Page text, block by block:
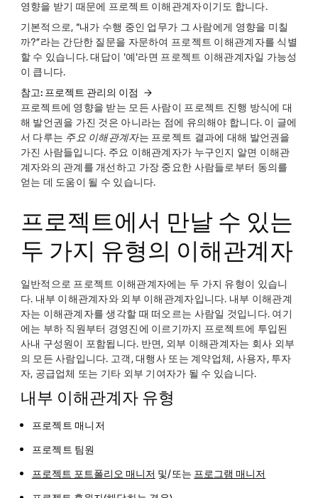
영향을 받기 때문에 프로젝트 이해관계자이기도 합니다.
기본적으로, “내가 수행 중인 업무가 그 사람에게 영향을 미칠
까?”라는 간단한 질문을 자문하여 프로젝트 이해관계자를 식별
할 수 있습니다. 대답이 '예'라면 프로젝트 이해관계자일 가능성
이 큽니다.
참고: 프로젝트 관리의 이점
프로젝트에 영향을 받는 모든 사람이 프로젝트 진행 방식에 대
해 발언권을 가진 것은 아니라는 점에 유의해야 합니다. 이 글에
서 다루는 주요 이해관계자는 프로젝트 결과에 대해 발언권을
가진 사람들입니다. 주요 이해관계자가 누구인지 알면 이해관
계자와의 관계를 개선하고 가장 중요한 사람들로부터 동의를
얻는 데 도움이 될 수 있습니다.
프로젝트에서 만날 수 있는
두 가지 유형의 이해관계자
일반적으로 프로젝트 이해관계자에는 두 가지 유형이 있습니
다. 내부 이해관계자와 외부 이해관계자입니다. 내부 이해관계
자는 이해관계자를 생각할 때 떠오르는 사람일 것입니다. 여기
에는 부하 직원부터 경영진에 이르기까지 프로젝트에 투입된
사내 구성원이 포함됩니다. 반면, 외부 이해관계자는 회사 외부
의 모든 사람입니다. 고객, 대행사 또는 계약업체, 사용자, 투자
자, 공급업체 또는 기타 외부 기여자가 될 수 있습니다.
내부 이해관계자 유형
프로젝트 매니저
프로젝트 팀원
프로젝트 포트폴리오 매니저 및/또는 프로그램 매니저